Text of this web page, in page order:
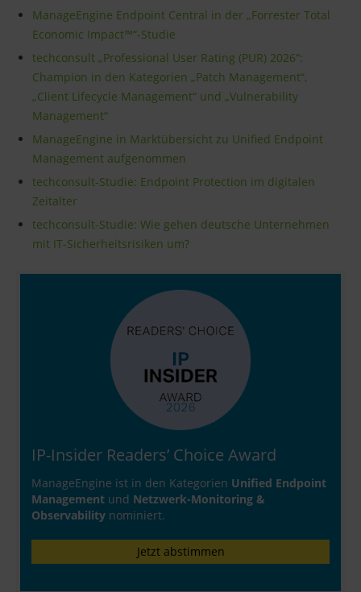
ManageEngine Endpoint Central in der „Forrester Total
Economic Impact™“-Studie
techconsult „Professional User Rating (PUR) 2026“:
Champion in den Kategorien „Patch Management“,
„Client Lifecycle Management“ und „Vulnerability
Management“
ManageEngine in Marktübersicht zu Unified Endpoint
Management aufgenommen
techconsult-Studie: Endpoint Protection im digitalen
Zeitalter
techconsult-Studie: Wie gehen deutsche Unternehmen
mit IT-Sicherheitsrisiken um?
IP-Insider Readers’ Choice Award
ManageEngine ist in den Kategorien Unified Endpoint
Management und Netzwerk-Monitoring &
Observability nominiert.
Jetzt abstimmen